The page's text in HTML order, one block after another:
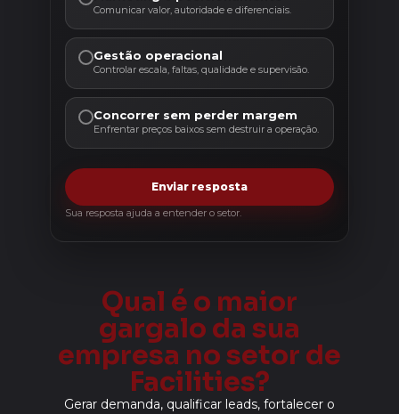
Comunicar valor, autoridade e diferenciais.
Gestão operacional
Controlar escala, faltas, qualidade e supervisão.
Concorrer sem perder margem
Enfrentar preços baixos sem destruir a operação.
Enviar resposta
Sua resposta ajuda a entender o setor.
Qual é o maior
gargalo da sua
empresa no setor de
Facilities?
Gerar demanda, qualificar leads, fortalecer o